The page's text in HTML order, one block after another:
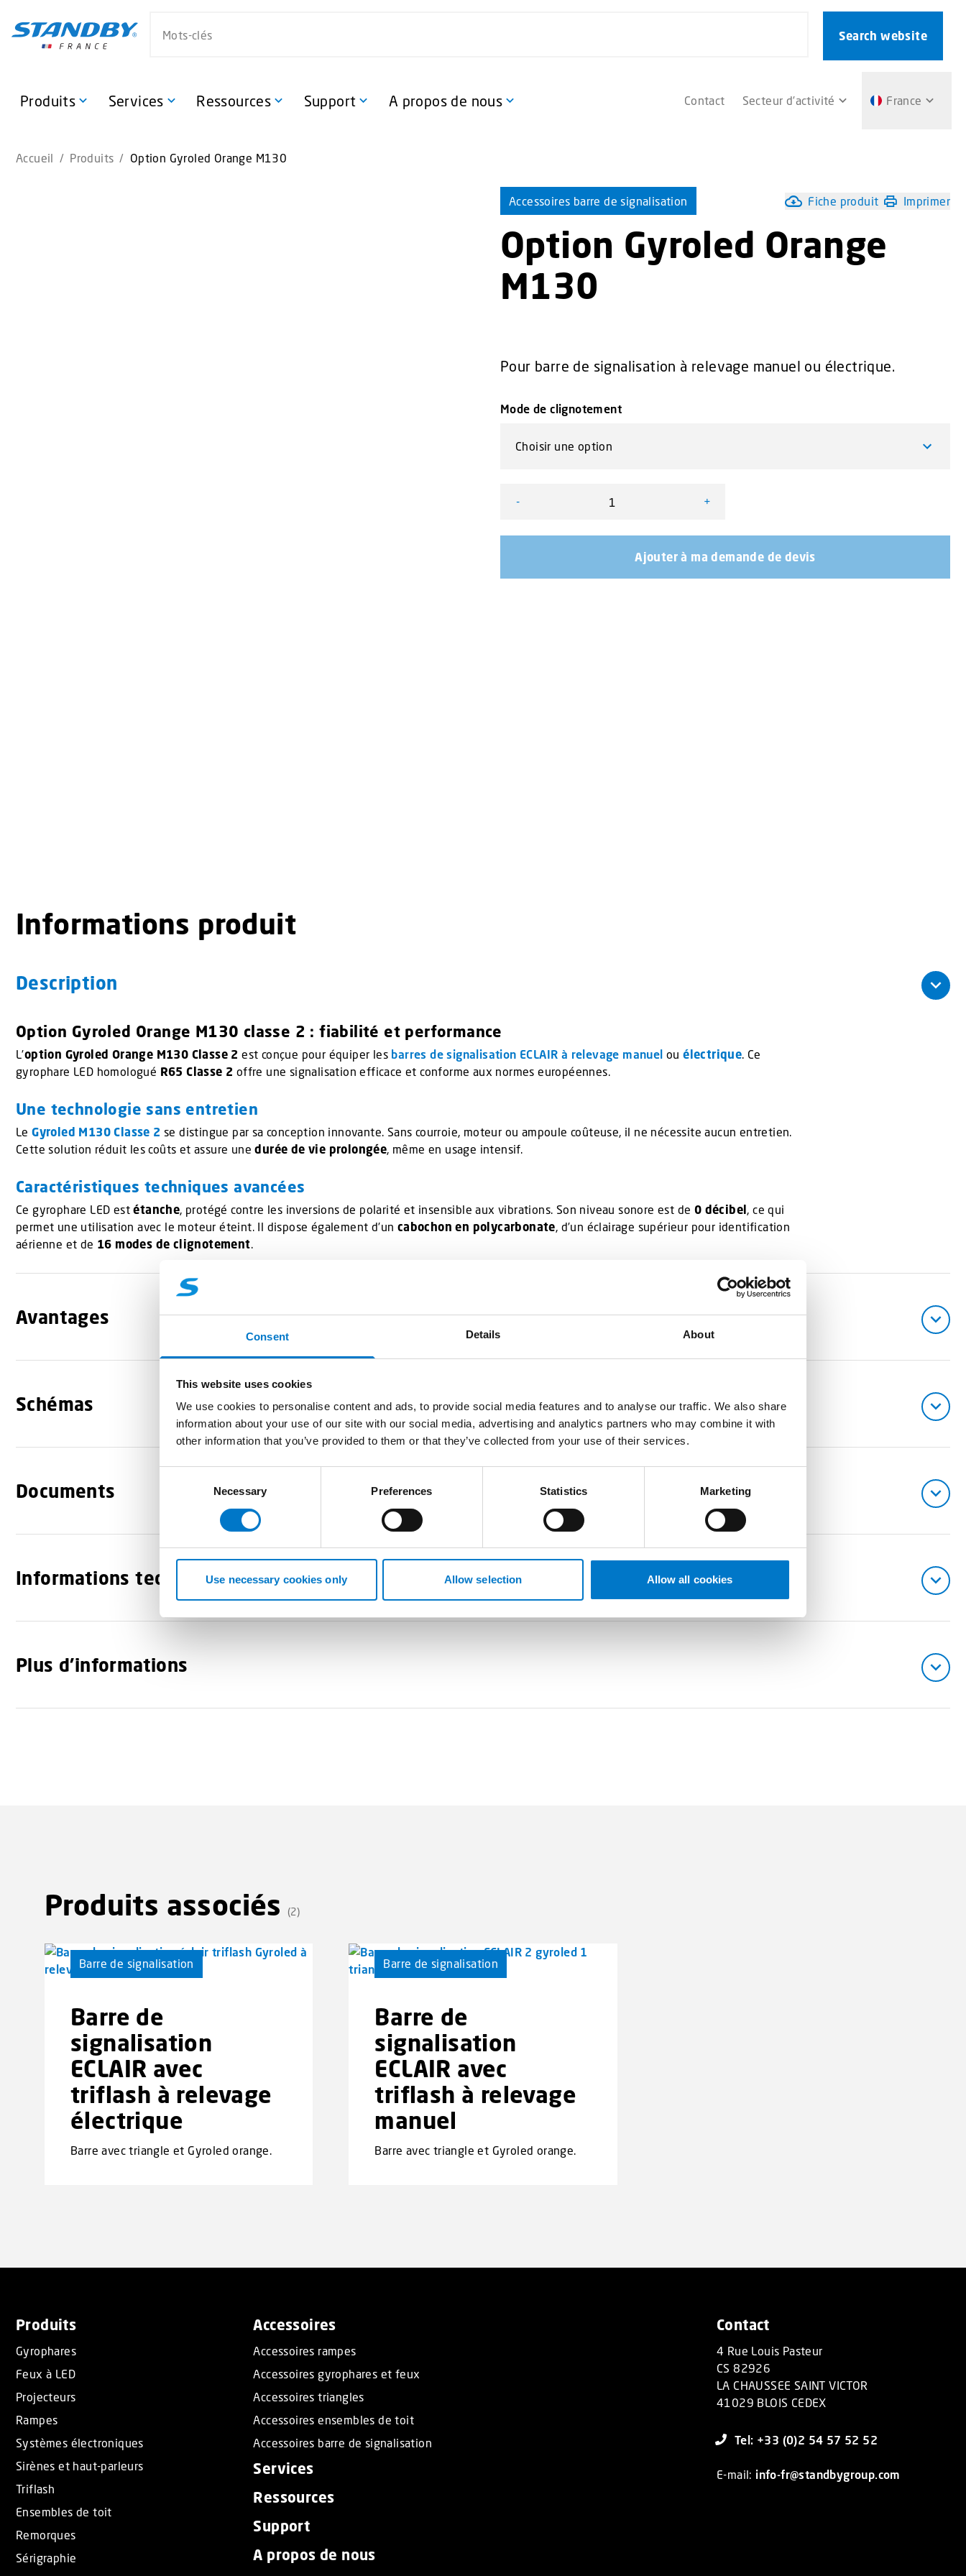
Consent Details About
This website uses cookies
We use cookies to personalise content and ads, to provide social media features and to analyse our traffic. We also share
information about your use of our site with our social media, advertising and analytics partners who may combine it with
other information that you’ve provided to them or that they’ve collected from your use of their services.
t
e
c
Necessary Preferences Statistics Marketing
Use necessary cookies only Allow selection Allow all cookies
k
o
n
Search website
Produits Services Ressources Support A propos de nous Contact Secteur d’activité France
Accueil / Produits / Option Gyroled Orange M130
Accessoires barre de signalisation Fiche produit Imprimer
Option Gyroled Orange
M130
Pour barre de signalisation à relevage manuel ou électrique.
Mode de clignotement
-
quantité de Option Gyroled Orange M130
+
Ajouter à ma demande de devis
Informations produit
Description
Option Gyroled Orange M130 classe 2 : fiabilité et performance
L’option Gyroled Orange M130 Classe 2 est conçue pour équiper les barres de signalisation ECLAIR à relevage manuel ouélectrique. Ce
gyrophare LED homologué R65 Classe 2 offre une signalisation efficace et conforme aux normes européennes.
Une technologie sans entretien
LeGyroled M130 Classe 2 se distingue par sa conception innovante. Sans courroie, moteur ou ampoule coûteuse, il ne nécessite aucun entretien.
Cette solution réduit les coûts et assure unedurée de vie prolongée, même en usage intensif.
Caractéristiques techniques avancées
Ce gyrophare LED estétanche, protégé contre les inversions de polarité et insensible aux vibrations. Son niveau sonore est de 0 décibel , ce qui
permet une utilisation avec le moteur éteint. Il dispose également d’un cabochon en polycarbonate, d’un éclairage supérieur pour identification
aérienne et de 16 modes de clignotement.
Avantages
Schémas
Documents
Informations techniques
Plus d'informations
Produits associés (2)
Barre de signalisation
Barre de
signalisation
ECLAIR avec
triflash à relevage
électrique
Barre avec triangle et Gyroled orange.
Barre de signalisation
Barre de
signalisation
ECLAIR avec
triflash à relevage
manuel
Barre avec triangle et Gyroled orange.
Produits
Gyrophares
Feux à LED
Projecteurs
Rampes
Systèmes électroniques
Sirènes et haut-parleurs
Triflash
Ensembles de toit
Remorques
Sérigraphie
Accessoires
Accessoires rampes
Accessoires gyrophares et feux
Accessoires triangles
Accessoires ensembles de toit
Accessoires barre de signalisation
Services
Ressources
Support
A propos de nous
Contact
4 Rue Louis Pasteur
CS 82926
LA CHAUSSEE SAINT VICTOR
41029 BLOIS CEDEX
Tel: +33 (0)2 54 57 52 52
E-mail: info-fr@standbygroup.com